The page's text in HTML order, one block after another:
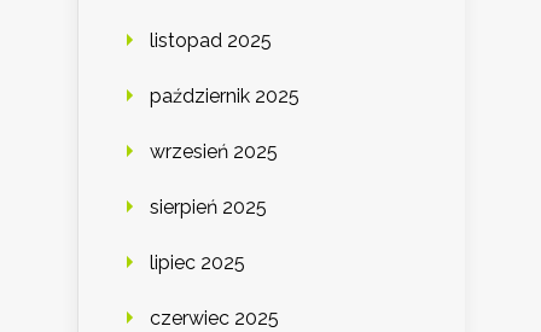
listopad 2025
październik 2025
wrzesień 2025
sierpień 2025
lipiec 2025
czerwiec 2025